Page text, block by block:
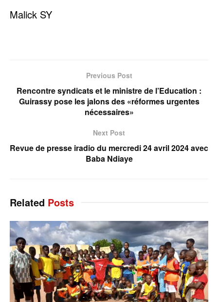
Malick SY
Previous Post
Rencontre syndicats et le ministre de l’Education :
Guirassy pose les jalons des «réformes urgentes
nécessaires»
Next Post
Revue de presse iradio du mercredi 24 avril 2024 avec
Baba Ndiaye
Related Posts